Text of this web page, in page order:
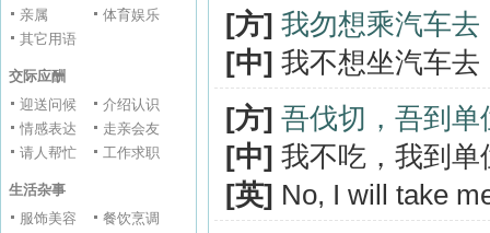
亲属
体育娱乐
其它用语
交际应酬
迎送问候
介绍认识
情感表达
走亲会友
请人帮忙
工作求职
生活杂事
服饰美容
餐饮烹调
[方] 我勿想乘汽车
[中] 我不想坐汽车
[方] 吾伐切，吾到单
[中] 我不吃，我到单
[英] No, I will take